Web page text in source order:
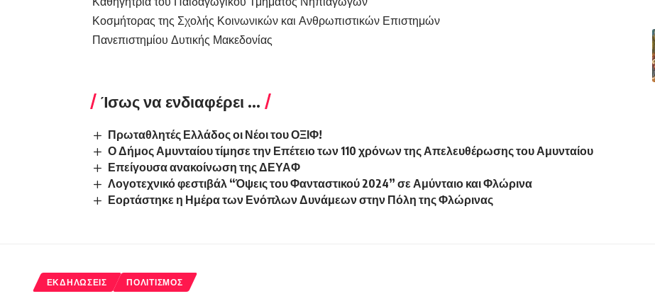
Κοσμήτορας της Σχολής Κοινωνικών και Ανθρωπιστικών Επιστημών
Πανεπιστημίου Δυτικής Μακεδονίας
Ίσως να ενδιαφέρει ...
Πρωταθλητές Ελλάδος οι Νέοι του ΟΞΙΦ!
Ο Δήμος Αμυνταίου τίμησε την Επέτειο των 110 χρόνων της Απελευθέρωσης του Αμυνταίου
Επείγουσα ανακοίνωση της ΔΕΥΑΦ
Λογοτεχνικό φεστιβάλ “Όψεις του Φανταστικού 2024” σε Αμύνταιο και Φλώρινα
Εορτάστηκε η Ημέρα των Ενόπλων Δυνάμεων στην Πόλη της Φλώρινας
ΕΚΔΗΛΏΣΕΙΣ ΠΟΛΙΤΙΣΜΌΣ